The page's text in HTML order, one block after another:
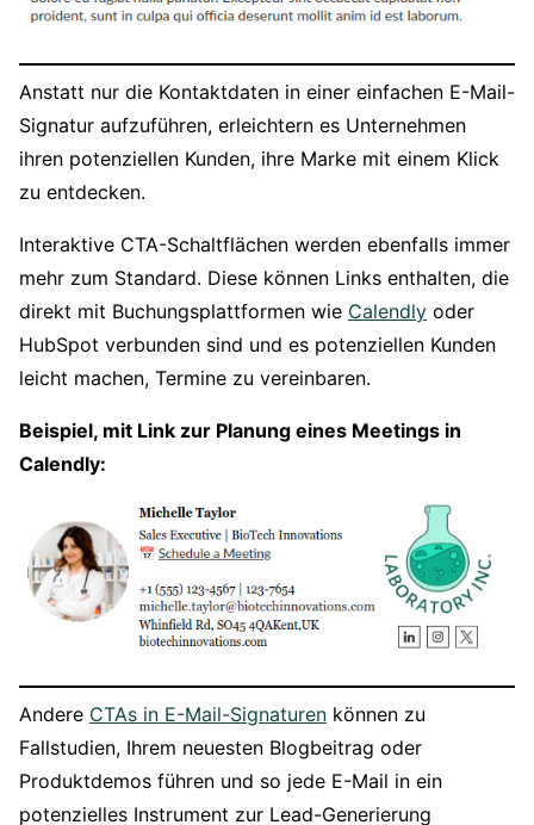
Anstatt nur die Kontaktdaten in einer einfachen E-Mail-
Signatur aufzuführen, erleichtern es Unternehmen
ihren potenziellen Kunden, ihre Marke mit einem Klick
zu entdecken.
Interaktive CTA-Schaltflächen werden ebenfalls immer
mehr zum Standard. Diese können Links enthalten, die
direkt mit Buchungsplattformen wie Calendly oder
HubSpot verbunden sind und es potenziellen Kunden
leicht machen, Termine zu vereinbaren.
Beispiel, mit Link zur Planung eines Meetings in
Calendly:
Andere CTAs in E-Mail-Signaturen können zu
Fallstudien, Ihrem neuesten Blogbeitrag oder
Produktdemos führen und so jede E-Mail in ein
potenzielles Instrument zur Lead-Generierung